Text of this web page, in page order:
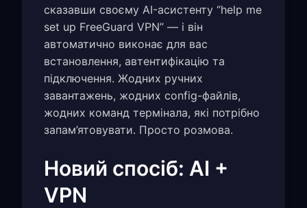
сказавши своєму AI-асистенту “help me
set up FreeGuard VPN” — і він
автоматично виконає для вас
встановлення, автентифікацію та
підключення. Жодних ручних
завантажень, жодних config-файлів,
жодних команд термінала, які потрібно
запам’ятовувати. Просто розмова.
Новий спосіб: AI +
VPN